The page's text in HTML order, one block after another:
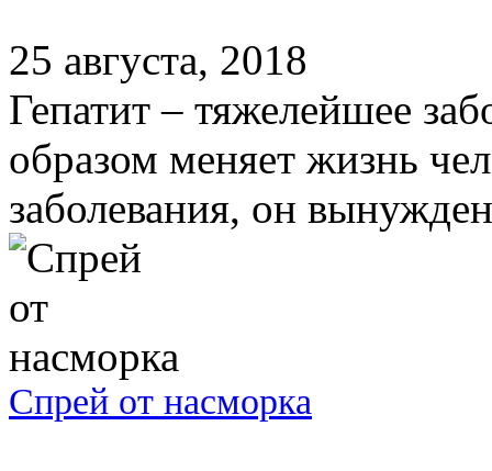
25 августа, 2018
Гепатит – тяжелейшее
образом меняет жизнь
заболевания, он
Спрей от насморка